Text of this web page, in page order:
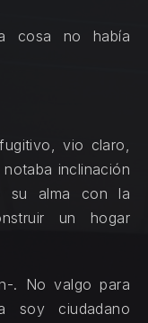
cosa no había
vio claro,
inclinación
su alma con la
un hogar
. No valgo para
ciudadano